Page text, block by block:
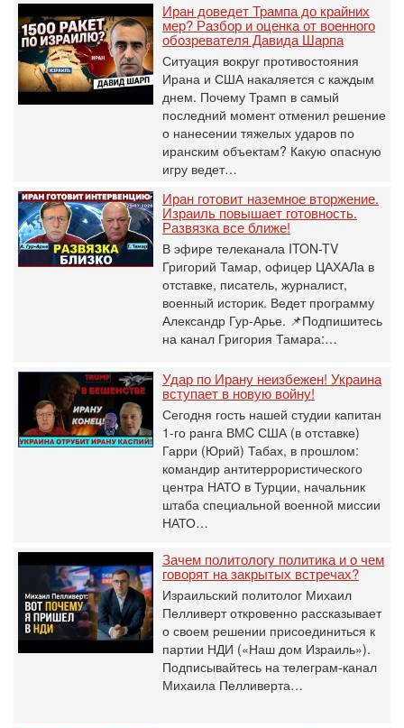
Иран доведет Трампа до крайних
мер? Разбор и оценка от военного
обозревателя Давида Шарпа
Ситуация вокруг противостояния
Ирана и США накаляется с каждым
днем. Почему Трамп в самый
последний момент отменил решение
о нанесении тяжелых ударов по
иранским объектам? Какую опасную
игру ведет…
Иран готовит наземное вторжение.
Израиль повышает готовность.
Развязка все ближе!
В эфире телеканала ITON-TV
Григорий Тамар, офицер ЦАХАЛа в
отставке, писатель, журналист,
военный историк. Ведет программу
Александр Гур-Арье. 📌Подпишитесь
на канал Григория Тамара:…
Удар по Ирану неизбежен! Украина
вступает в новую войну!
Сегодня гость нашей студии капитан
1-го ранга ВМC США (в отставке)
Гарри (Юрий) Табах, в прошлом:
командир антитеррористического
центра НАТО в Турции, начальник
штаба специальной военной миссии
НАТО…
Зачем политологу политика и о чем
говорят на закрытых встречах?
Израильский политолог Михаил
Пелливерт откровенно рассказывает
о своем решении присоединиться к
партии НДИ («Наш дом Израиль»).
Подписывайтесь на телеграм-канал
Михаила Пелливерта…